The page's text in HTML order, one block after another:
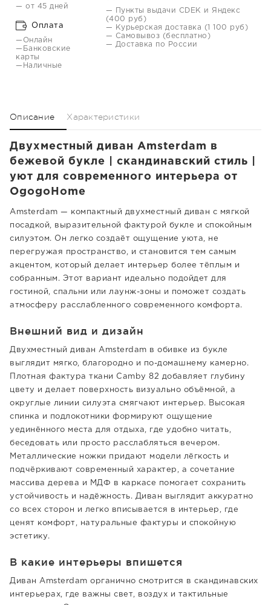
— от 45 дней
Оплата
—Онлайн
—Банковские
карты
—Наличные
— Пункты выдачи CDEK и Яндекс
(400 руб)
— Курьерская доставка (1 100 руб)
— Самовывоз (бесплатно)
— Доставка по России
Описание Характеристики
Двухместный диван Amsterdam в
бежевой букле | скандинавский стиль |
уют для современного интерьера от
OgogoHome
Amsterdam — компактный двухместный диван с мягкой
посадкой, выразительной фактурой букле и спокойным
силуэтом. Он легко создаёт ощущение уюта, не
перегружая пространство, и становится тем самым
акцентом, который делает интерьер более тёплым и
собранным. Этот вариант идеально подойдет для
гостиной, спальни или лаунж-зоны и поможет создать
атмосферу расслабленного современного комфорта.
Внешний вид и дизайн
Двухместный диван Amsterdam в обивке из букле
выглядит мягко, благородно и по-домашнему камерно.
Плотная фактура ткани Camby 82 добавляет глубину
цвету и делает поверхность визуально объёмной, а
округлые линии силуэта смягчают интерьер. Высокая
спинка и подлокотники формируют ощущение
уединённого места для отдыха, где удобно читать,
беседовать или просто расслабляться вечером.
Металлические ножки придают модели лёгкость и
подчёркивают современный характер, а сочетание
массива дерева и МДФ в каркасе помогает сохранить
устойчивость и надёжность. Диван выглядит аккуратно
со всех сторон и легко вписывается в интерьер, где
ценят комфорт, натуральные фактуры и спокойную
эстетику.
В какие интерьеры впишется
Диван Amsterdam органично смотрится в скандинавских
интерьерах, где важны свет, воздух и тактильные